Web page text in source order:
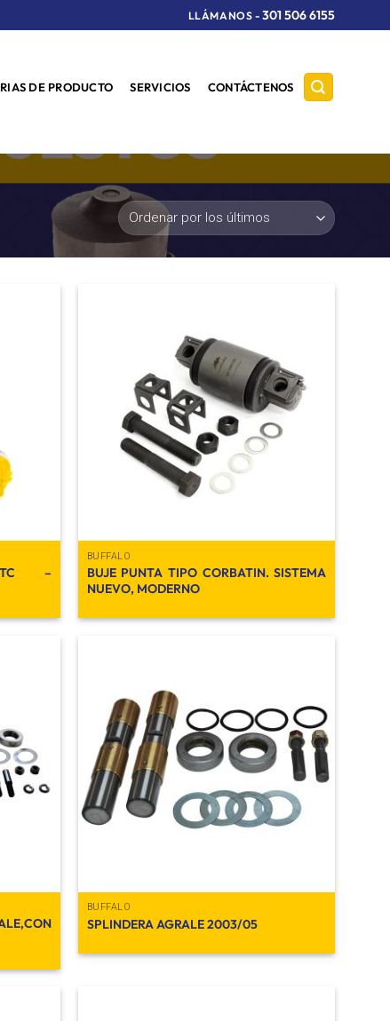
LLÁMANOS - 301 506 6155
DE PRODUCTO SERVICIOS CONTÁCTENOS
–
a la
lista de
deseos
BUFFALO
BUJE PUNTA TIPO CORBATIN. SISTEMA
NUEVO, MODERNO
lista de
deseos
Añadir
a la
lista de
deseos
BUFFALO
SPLINDERA AGRALE 2003/05